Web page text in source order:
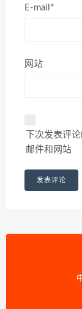
E-mail*
网站
下次发表评
邮件和网站